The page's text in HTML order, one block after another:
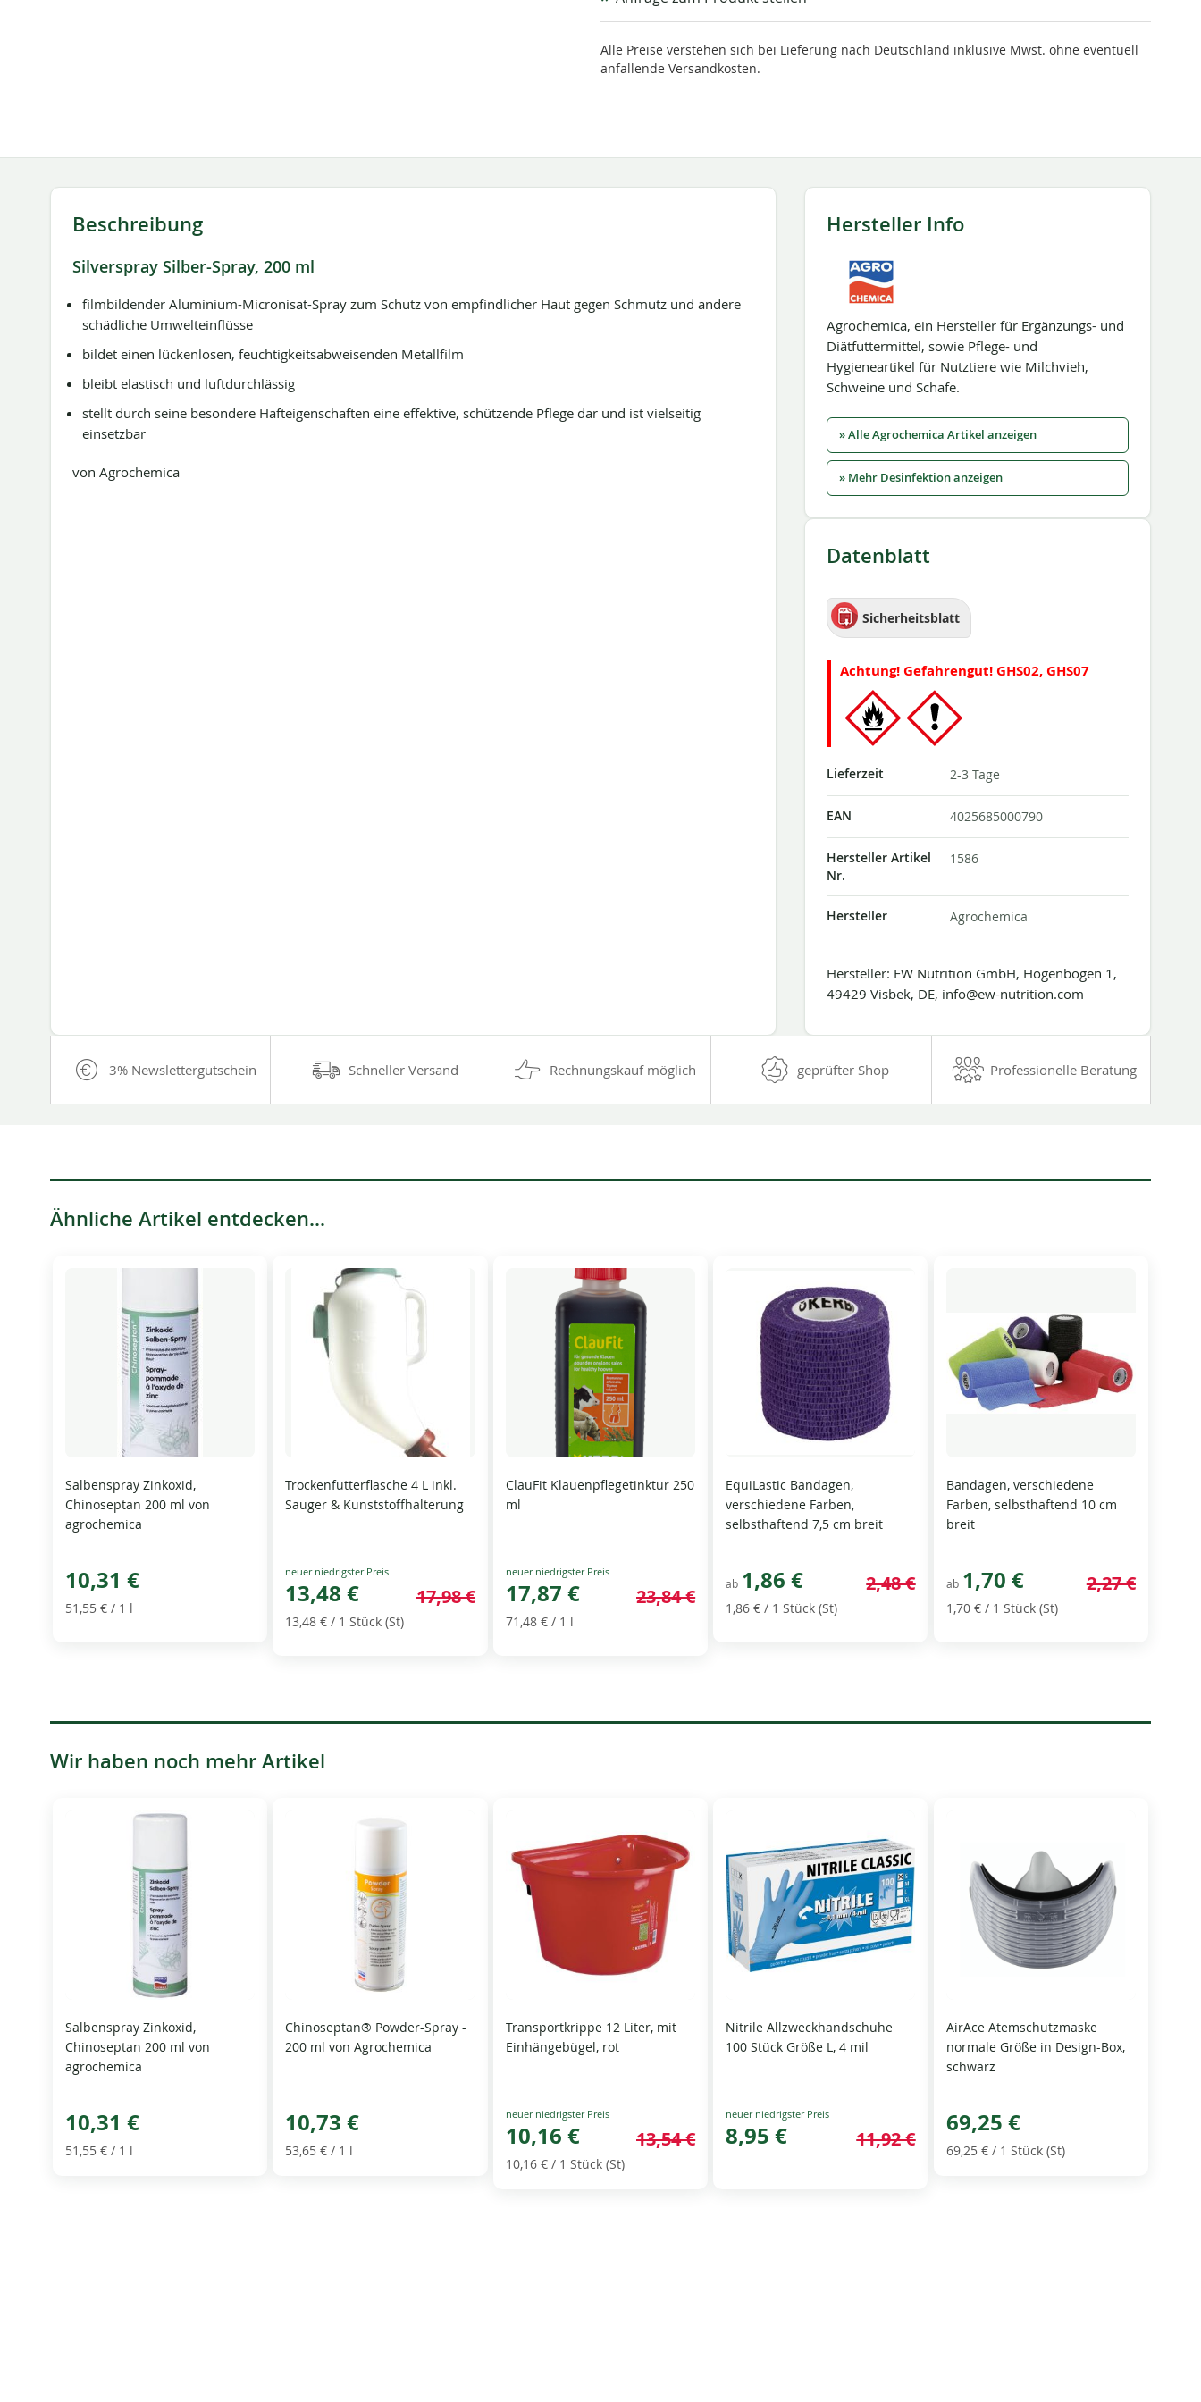
Alle Preise verstehen sich bei Lieferung nach Deutschland inklusive Mwst. ohne eventuell
anfallende Versandkosten.
Beschreibung
Silverspray Silber-Spray, 200 ml
filmbildender Aluminium-Micronisat-Spray zum Schutz von empfindlicher Haut gegen Schmutz und andere
schädliche Umwelteinflüsse
bildet einen lückenlosen, feuchtigkeitsabweisenden Metallfilm
bleibt elastisch und luftdurchlässig
stellt durch seine besondere Hafteigenschaften eine effektive, schützende Pflege dar und ist vielseitig
einsetzbar
von Agrochemica
Hersteller Info
Agrochemica, ein Hersteller für Ergänzungs- und
Diätfuttermittel, sowie Pflege- und
Hygieneartikel für Nutztiere wie Milchvieh,
Schweine und Schafe.
» Alle Agrochemica Artikel anzeigen
» Mehr Desinfektion anzeigen
Datenblatt
Sicherheitsblatt
Achtung! Gefahrengut! GHS02, GHS07
Lieferzeit 2-3 Tage
EAN 4025685000790
Hersteller Artikel
Nr.
1586
Hersteller Agrochemica
Hersteller: EW Nutrition GmbH, Hogenbögen 1,
49429 Visbek, DE, info@ew-nutrition.com
3% Newslettergutschein Schneller Versand Rechnungskauf möglich geprüfter Shop Professionelle Beratung
Ähnliche Artikel entdecken...
Salbenspray Zinkoxid,
Chinoseptan 200 ml von
agrochemica
10,31 €
51,55 € / 1 l
Trockenfutterflasche 4 L inkl.
Sauger & Kunststoffhalterung
Special
Price
13,48 € 17,98 €
13,48 € / 1 Stück (St)
ClauFit Klauenpflegetinktur 250
ml
Special
Price
17,87 € 23,84 €
71,48 €/ 1 l
EquiLastic Bandagen,
verschiedene Farben,
selbsthaftend 7,5 cm breit
ab 1,86 € 2,48 €
1,86 € / 1 Stück (St)
Bandagen, verschiedene
Farben, selbsthaftend 10 cm
breit
ab 1,70 € 2,27 €
1,70 €/ 1 Stück (St)
Wir haben noch mehr Artikel
Salbenspray Zinkoxid,
Chinoseptan 200 ml von
agrochemica
10,31 €
51,55 € / 1 l
Chinoseptan® Powder-Spray -
200 ml von Agrochemica
10,73 €
53,65 € / 1 l
Transportkrippe 12 Liter, mit
Einhängebügel, rot
Special
Price
10,16 € 13,54 €
10,16 €/ 1 Stück (St)
Nitrile Allzweckhandschuhe
100 Stück Größe L, 4 mil
Special
Price
8,95 € 11,92 €
AirAce Atemschutzmaske
normale Größe in Design-Box,
schwarz
69,25 €
69,25 €/ 1 Stück (St)